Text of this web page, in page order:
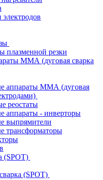
плазменной резки
ММА (дуговая сварка
аппараты ММА (дуговая
реостаты
аппараты - инверторы
выпрямители
трансформаторы
(SPOT)
(SPOT)